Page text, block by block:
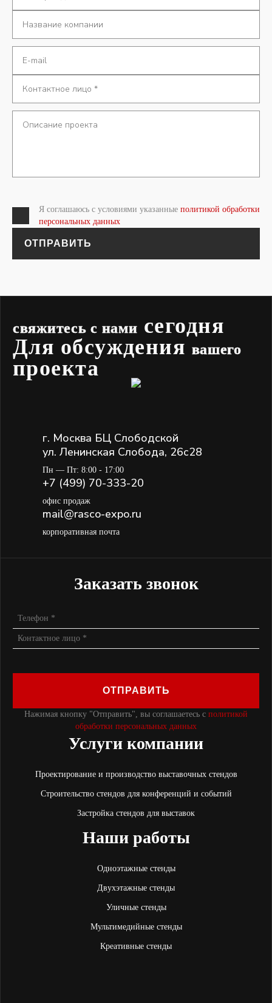
Я соглашаюсь с условиями указанные политикой обработки
персональных данных
ОТПРАВИТЬ
свяжитесь с нами сегодня
Для обсуждения вашего
проекта
г. Москва БЦ Слободской
ул. Ленинская Слобода, 26с28
Пн — Пт: 8:00 - 17:00
+7 (499) 70-333-20
офис продаж
mail@rasco-expo.ru
корпоративная почта
Услуги компании
Проектирование и производство выставочных стендов
Строительство стендов для конференций и событий
Застройка стендов для выставок
Наши работы
Одноэтажные стенды
Двухэтажные стенды
Уличные стенды
Мультимедийные стенды
Креативные стенды
Заказать звонок
ОТПРАВИТЬ
Нажимая кнопку "Отправить", вы соглашаетесь с политикой
обработки персональных данных